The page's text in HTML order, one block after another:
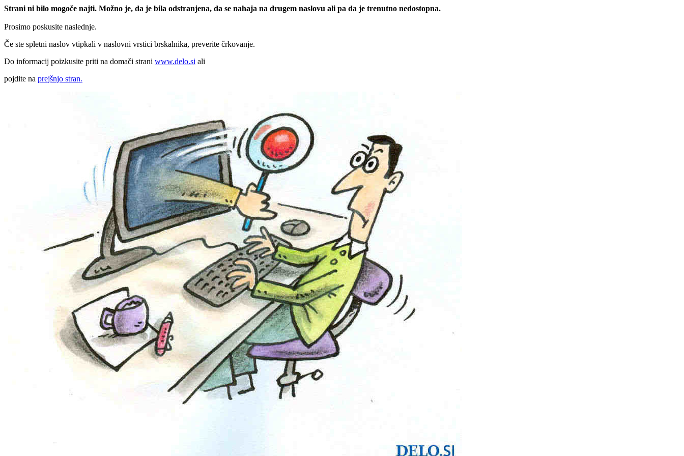
Strani ni bilo mogoče najti. Možno je, da je bila odstranjena, da se nahaja na drugem naslovu ali pa da je trenutno nedostopna.
Prosimo poskusite naslednje.
Če ste spletni naslov vtipkali v naslovni vrstici brskalnika, preverite črkovanje.
Do informacij poizkusite priti na domači strani www.delo.si ali
pojdite na prejšnjo stran.